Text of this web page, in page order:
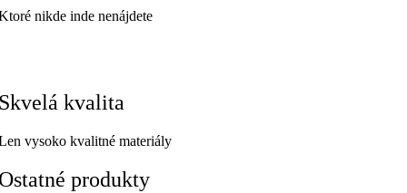
nikde inde nenájdete
kvalita
vysoko kvalitné materiály
produkty